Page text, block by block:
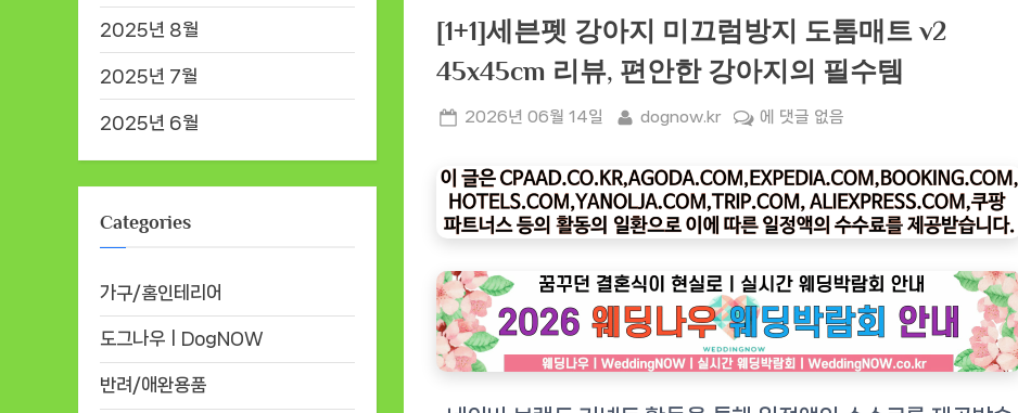
[1+1]세븐펫 강아지 미끄럼방지 도톰매트 v2
45x45cm 리뷰, 편안한 강아지의 필수템
Posted
2026년 06월 14일 By
dognow.kr
[1+1]
븐
펫
강
지
미
끄
럼
에 댓글 없음
2025년 8월
2025년 7월
2025년 6월
Categories
가구/홈인테리어
도그나우ㅣDogNOW
반려/애완용품